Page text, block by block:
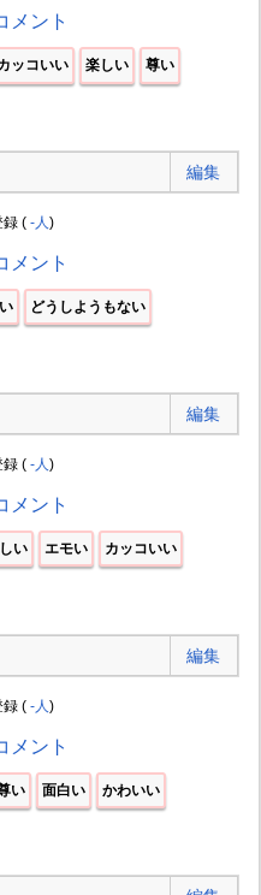
メント
ッコいい 楽しい 尊い
編集
録 ( -人)
メント
どうしようもない
編集
録 ( -人)
メント
い エモい カッコいい
編集
録 ( -人 )
メント
い 面白い かわいい